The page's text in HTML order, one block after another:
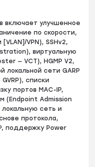
включает улучшенное
по скорости,
VPN), SSHv2,
виртуальную
— VCT), HGMP V2,
локальной сети GARP
списки
портов MAC-IP,
(Endpoint Admission
сеть и
протокола,
поддержку Power